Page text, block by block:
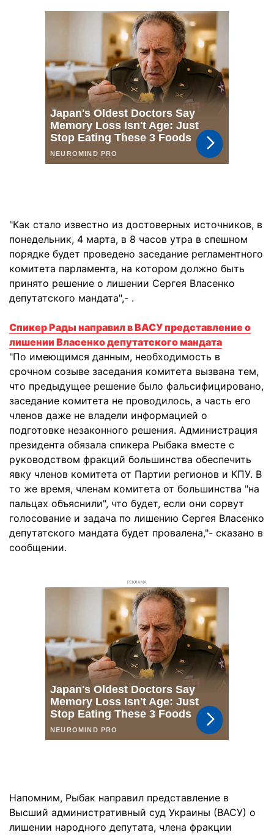
"Как стало известно из достоверных источников, в
понедельник, 4 марта, в 8 часов утра в спешном
порядке будет проведено заседание регламентного
комитета парламента, на котором должно быть
принято решение о лишении Сергея Власенко
депутатского мандата",- .
Cпикер Рады направил в ВАСУ представление о
лишении Власенкo депутатского мандата
"По имеющимся данным, необходимость в
срочном созыве заседания комитета вызвана тем,
что предыдущее решение было фальсифицировано,
заседание комитета не проводилось, а часть его
членов даже не владели информацией о
подготовке незаконного решения. Администрация
президента обязала спикера Рыбака вместе с
руководством фракций большинства обеспечить
явку членов комитета от Партии регионов и КПУ. В
то же время, членам комитета от большинства "на
пальцах объяснили", что будет, если они сорвут
голосование и задача по лишению Сергея Власенко
депутатского мандата будет провалена,"- сказано в
сообщении.
РЕКЛАМА
Напомним, Рыбак направил представление в
Высший административный суд Украины (ВАСУ) о
лишении народного депутата, члена фракции